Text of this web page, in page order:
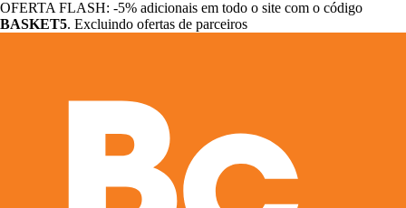
OFERTA FLASH: -5% adicionais em todo o site com o código
BASKET5. Excluindo ofertas de parceiros